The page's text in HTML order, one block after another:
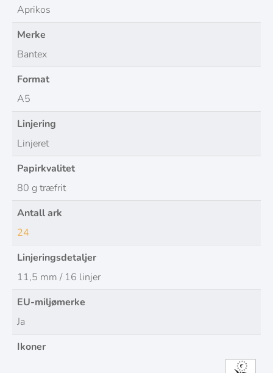
Aprikos
Merke
Bantex
Format
A5
Linjering
Linjeret
Papirkvalitet
80 g træfrit
Antall ark
24
Linjeringsdetaljer
11,5 mm / 16 linjer
EU-miljømerke
Ja
Ikoner